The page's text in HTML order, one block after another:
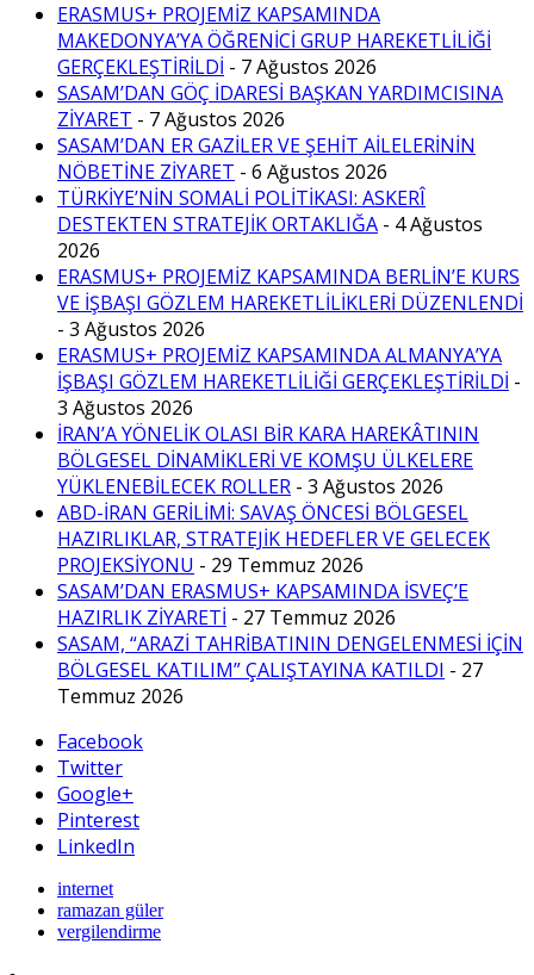
ERASMUS+ PROJEMİZ KAPSAMINDA
MAKEDONYA’YA ÖĞRENİCİ GRUP HAREKETLİLİĞİ
GERÇEKLEŞTİRİLDİ - 7 Ağustos 2026
SASAM’DAN GÖÇ İDARESİ BAŞKAN YARDIMCISINA
ZİYARET - 7 Ağustos 2026
SASAM’DAN ER GAZİLER VE ŞEHİT AİLELERİNİN
NÖBETİNE ZİYARET - 6 Ağustos 2026
TÜRKİYE’NİN SOMALİ POLİTİKASI: ASKERÎ
DESTEKTEN STRATEJİK ORTAKLIĞA - 4 Ağustos
2026
ERASMUS+ PROJEMİZ KAPSAMINDA BERLİN’E KURS
VE İŞBAŞI GÖZLEM HAREKETLİLİKLERİ DÜZENLENDİ
- 3 Ağustos 2026
ERASMUS+ PROJEMİZ KAPSAMINDA ALMANYA’YA
İŞBAŞI GÖZLEM HAREKETLİLİĞİ GERÇEKLEŞTİRİLDİ -
3 Ağustos 2026
İRAN’A YÖNELİK OLASI BİR KARA HAREKÂTININ
BÖLGESEL DİNAMİKLERİ VE KOMŞU ÜLKELERE
YÜKLENEBİLECEK ROLLER - 3 Ağustos 2026
ABD-İRAN GERİLİMİ: SAVAŞ ÖNCESİ BÖLGESEL
HAZIRLIKLAR, STRATEJİK HEDEFLER VE GELECEK
PROJEKSİYONU - 29 Temmuz 2026
SASAM’DAN ERASMUS+ KAPSAMINDA İSVEÇ’E
HAZIRLIK ZİYARETİ - 27 Temmuz 2026
SASAM, “ARAZİ TAHRİBATININ DENGELENMESİ İÇİN
BÖLGESEL KATILIM” ÇALIŞTAYINA KATILDI - 27
Temmuz 2026
Facebook
Twitter
Google+
Pinterest
LinkedIn
internet
ramazan güler
vergilendirme